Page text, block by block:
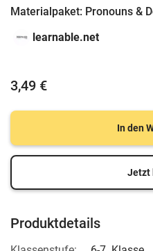
Materialpaket: Pronouns &
learnable.net
3,49 €
In den
Jetzt
Produktdetails